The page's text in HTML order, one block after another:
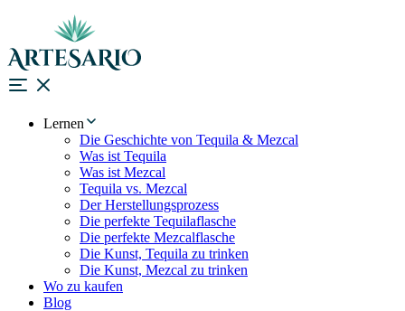
Lernen
Die Geschichte von Tequila & Mezcal
Was ist Tequila
Was ist Mezcal
Tequila vs. Mezcal
Der Herstellungsprozess
Die perfekte Tequilaflasche
Die perfekte Mezcalflasche
Die Kunst, Tequila zu trinken
Die Kunst, Mezcal zu trinken
Wo zu kaufen
Blog